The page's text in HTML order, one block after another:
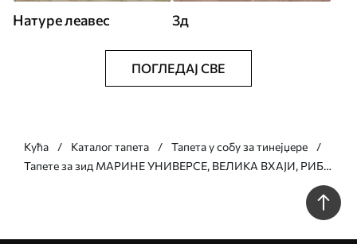
Натуре леавес 3д
ПОГЛЕДАЈ СВЕ
Кућа Каталог тапета
Тапета у собу за тинејџере
Тапете за зид МАРИНЕ УНИВЕРСЕ, ВЕЛИКА ВХАЈИ, РИБЕ